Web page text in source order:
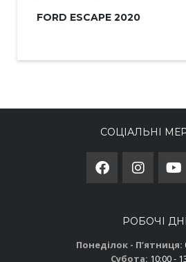
FORD ESCAPE 2020
СОЦІАЛЬНІ
РОБОЧІ ДНІ
Понеділок - Пʼятниця:
Субота: 10:00 -